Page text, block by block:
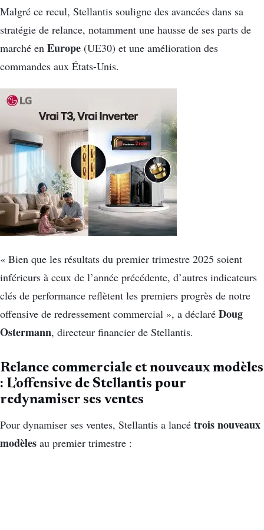
Malgré ce recul, Stellantis souligne des avancées dans sa
stratégie de relance, notamment une hausse de ses parts de
marché en Europe (UE30) et une amélioration des
commandes aux États-Unis.
« Bien que les résultats du premier trimestre 2025 soient
inférieurs à ceux de l’année précédente, d’autres indicateurs
clés de performance reflètent les premiers progrès de notre
offensive de redressement commercial », a déclaré Doug
Ostermann, directeur financier de Stellantis.
Relance commerciale et nouveaux modèles
: L’offensive de Stellantis pour
redynamiser ses ventes
Pour dynamiser ses ventes, Stellantis a lancé trois nouveaux
modèles au premier trimestre :